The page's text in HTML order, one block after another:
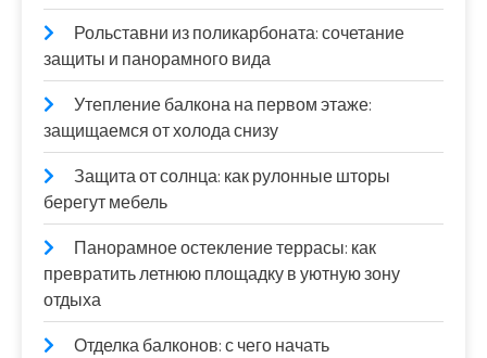
Рольставни из поликарбоната: сочетание
защиты и панорамного вида
Утепление балкона на первом этаже:
защищаемся от холода снизу
Защита от солнца: как рулонные шторы
берегут мебель
Панорамное остекление террасы: как
превратить летнюю площадку в уютную зону
отдыха
Отделка балконов: с чего начать